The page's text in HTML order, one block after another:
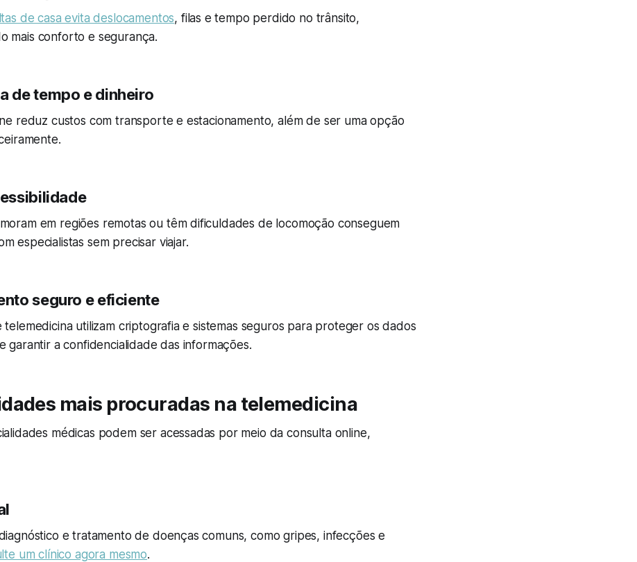
de casa evita deslocamentos, filas e tempo perdido no trânsito,
mais conforto e segurança.
de tempo e dinheiro
reduz custos com transporte e estacionamento, além de ser uma opção
em regiões remotas ou têm dificuldades de locomoção conseguem
especialistas sem precisar viajar.
seguro e eficiente
telemedicina utilizam criptografia e sistemas seguros para proteger os dados
garantir a confidencialidade das informações.
mais procuradas na telemedicina
médicas podem ser acessadas por meio da consulta online,
e tratamento de doenças comuns, como gripes, infecções e
um clínico agora mesmo.